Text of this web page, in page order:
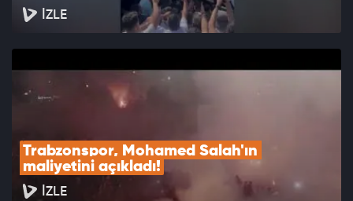
İZLE
Trabzonspor, Mohamed Salah'ın
maliyetini açıkladı!
İZLE